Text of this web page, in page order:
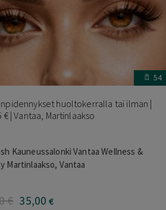
54
huoltokerralla tai ilman |
€ | Vantaa, Martinlaakso
Kauneussalonki Vantaa Wellness &
Martinlaakso, Vantaa
€ 35,00 €